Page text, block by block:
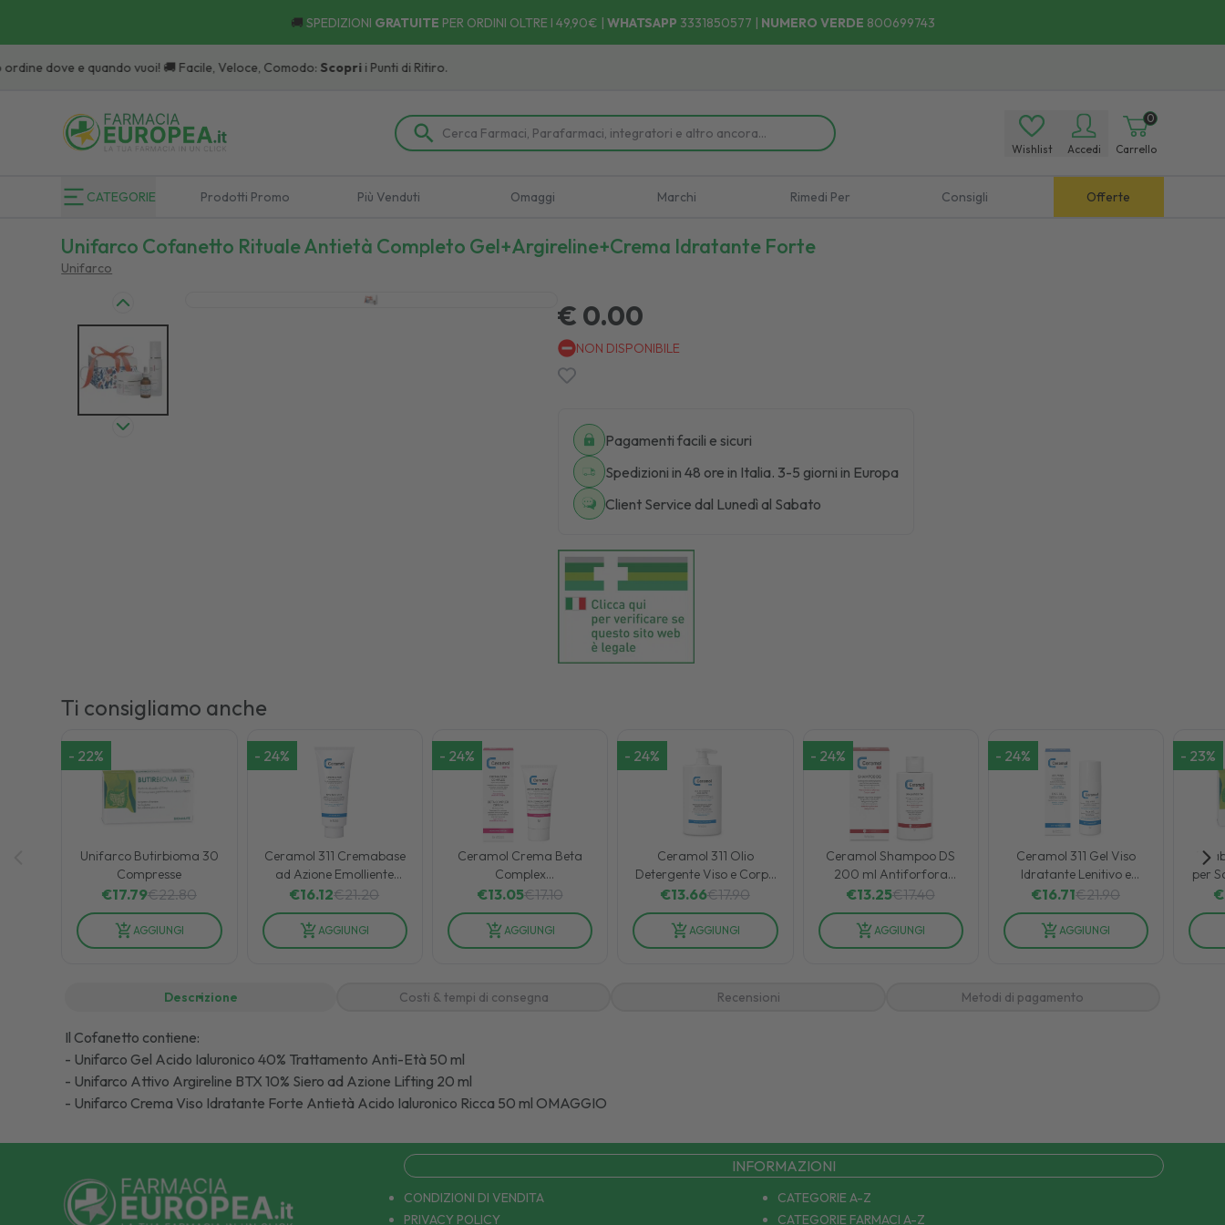
🚚 SPEDIZIONI GRATUITE PER ORDINI OLTRE I 49,90€ | WHATSAPP 3331850577 | NUMERO VERDE 800699743
dove e quando vuoi! 🚚 Facile, Veloce, Comodo:Scoprii Punti di Ritiro.
Wishlist Accedi
0
Carrello
CATEGORIE Prodotti Promo Più Venduti Omaggi Marchi Rimedi Per Consigli Offerte
Unifarco Cofanetto Rituale Antietà Completo Gel+argireline+crema Idratante Forte
Unifarco
€ 0.00
NON DISPONIBILE
Pagamenti facili e sicuri
Spedizioni in 48 ore in Italia. 3-5 giorni in Europa
Client Service dal Lunedì al Sabato
Ti consigliamo anche
- 22%
Unifarco Butirbioma 30
Compresse
€17.79€22.80
AGGIUNGI
- 24%
Ceramol 311 Cremabase
ad Azione Emolliente
Idratante e Lenitiva 400
ml
€16.12€21.20
AGGIUNGI
- 24%
Ceramol Crema Beta
Complex
Antinfiammatoria per
Dermatite 50 ml
€13.05€17.10
AGGIUNGI
- 24%
Ceramol 311 Olio
Detergente Viso e Corpo
Non Schiumogeno 400
ml
€13.66€17.90
AGGIUNGI
- 24%
Ceramol Shampoo DS
200 ml Antiforfora
Lenitivo per Cute
Delicata e Sensibile
€13.25€17.40
AGGIUNGI
- 24%
Ceramol 311 Gel Viso
Idratante Lenitivo e
Antiossidante 50 ml
€16.71€21.90
AGGIUNGI
- 23%
per
€
Descrizione Costi & tempi di consegna Recensioni Metodi di pagamento
Il Cofanetto contiene:
- Unifarco Gel Acido Ialuronico 40% Trattamento Anti-Età 50 ml
- Unifarco Attivo Argireline BTX 10% Siero ad Azione Lifting 20 ml
- Unifarco Crema Viso Idratante Forte Antietà Acido Ialuronico Ricca 50 ml OMAGGIO
INFORMAZIONI
CONDIZIONI DI VENDITA
PRIVACY POLICY
CATEGORIE A-Z
CATEGORIE FARMACI A-Z